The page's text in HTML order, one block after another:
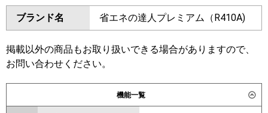
GKXA05613JXU
三菱電機 PKZ-ZRMP56SL6 PKZ-
ZRMP56SLL6
日立 RPK-GP56RGHJ5
FDKZ566HK6S
ダイキン SSRA56CV SSRA56CNV
SSRA56BYV SSRA56BYNV
SSRA56BJNV SSRA56BJV
SSRA56BFV SSRA56BFNV
SSRA56BCV
東芝
RKXA05643JMUB
RKXA05643JMU
ブランド名 省エネの達人プレミアム（R410A)
掲載以外の商品もお取り扱いできる場合がありますので、
お問い合わせください。
機能一覧